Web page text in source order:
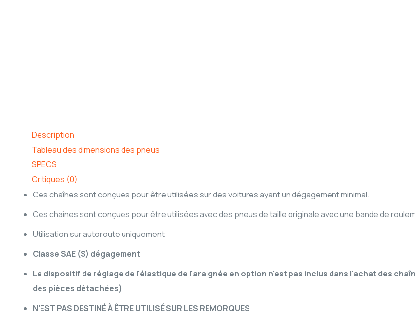
Description
Tableau des dimensions des pneus
SPECS
Critiques (0)
Ces chaînes sont conçues pour être utilisées sur des voitures ayant un dégagement minimal.
Ces chaînes sont conçues pour être utilisées avec des pneus de taille originale avec une bande de
Utilisation sur autoroute uniquement
Classe SAE (S) dégagement
Le dispositif de réglage de l'élastique de l'araignée en option n'est pas inclus dans l'achat des
des pièces détachées)
N'EST PAS DESTINÉ À ÊTRE UTILISÉ SUR LES REMORQUES